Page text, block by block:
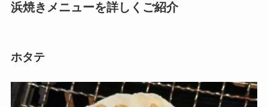
浜焼きメニューを詳しくご紹介
ホタテ